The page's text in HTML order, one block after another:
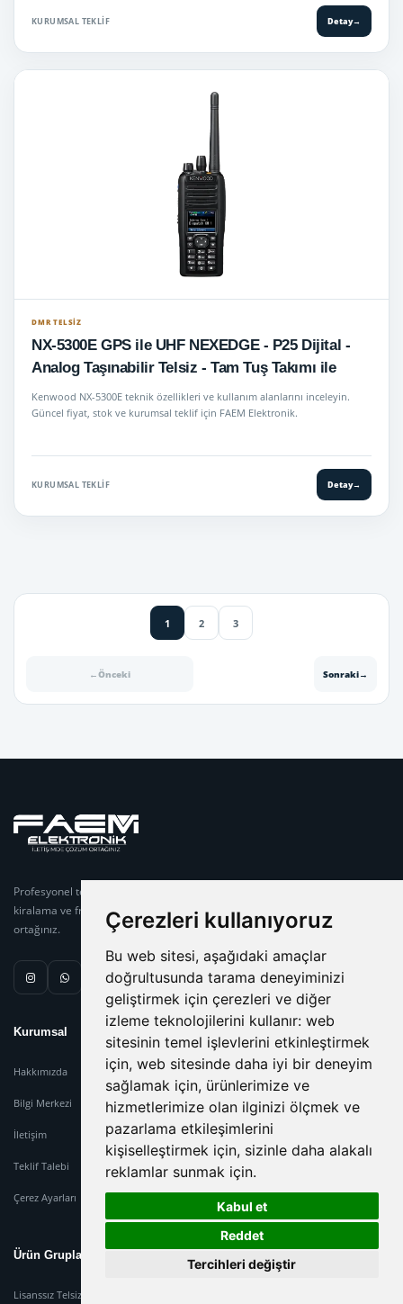
Çerezleri kullanıyoruz
Bu web sitesi, aşağıdaki amaçlar
doğrultusunda tarama deneyiminizi
geliştirmek için çerezleri ve diğer
izleme teknolojilerini kullanır: web
sitesinin temel işlevlerini etkinleştirmek
için, web sitesinde daha iyi bir deneyim
sağlamak için, ürünlerimize ve
hizmetlerimize olan ilginizi ölçmek ve
pazarlama etkileşimlerini
kişiselleştirmek için, sizinle daha alakalı
reklamlar sunmak için.
Kabul et
Reddet
Tercihleri değiştir
KURUMSAL TEKLIF Detay→
DMR TELSIZ
NX-5300E GPS ile UHF NEXEDGE - P25 Dijital -
Analog Taşınabilir Telsiz - Tam Tuş Takımı ile
Kenwood NX-5300E teknik özellikleri ve kullanım alanlarını inceleyin.
Güncel fiyat, stok ve kurumsal teklif için FAEM Elektronik.
KURUMSAL TEKLIF Detay→
←Önceki
1 2 3
Sonraki→
Profesyonel telsiz sistemleri, projelendirme, teknik servis,
kiralama ve frekans danışmanlığında güvenilir çözüm
ortağınız.
Kurumsal
Hakkımızda
Bilgi Merkezi
İletişim
Teklif Talebi
Çerez Ayarları
Ürün Grupları
Lisanssız Telsiz